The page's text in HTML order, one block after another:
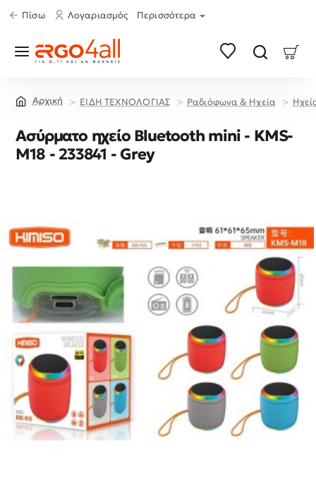
Πίσω Λογαριασμός Περισσότερα
ΕΙΔΗ ΤΕΧΝΟΛΟΓΙΑΣ Ραδιόφωνα & Ηχεία
Ασύρματο ηχείο Bluetooth mini - KMS-
M18 - 233841 - Grey